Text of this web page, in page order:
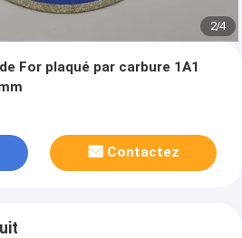
2/4
For plaqué par carbure 1A1
Contactez